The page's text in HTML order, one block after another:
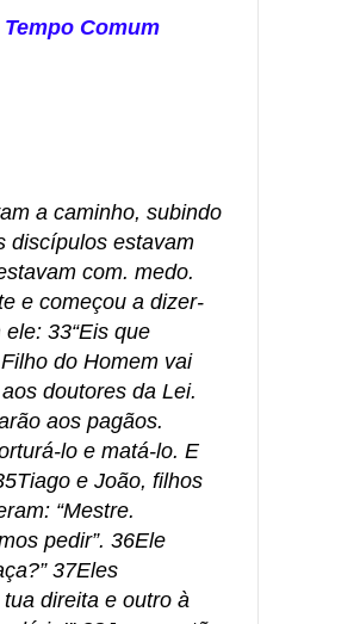
Comum
a caminho, subindo
discípulos estavam
com. medo.
e começou a dizer-
33“Eis que
do Homem vai
doutores da Lei.
aos pagãos.
lo e matá-lo. E
e João, filhos
“Mestre.
pedir”. 36Ele
37Eles
direita e outro à